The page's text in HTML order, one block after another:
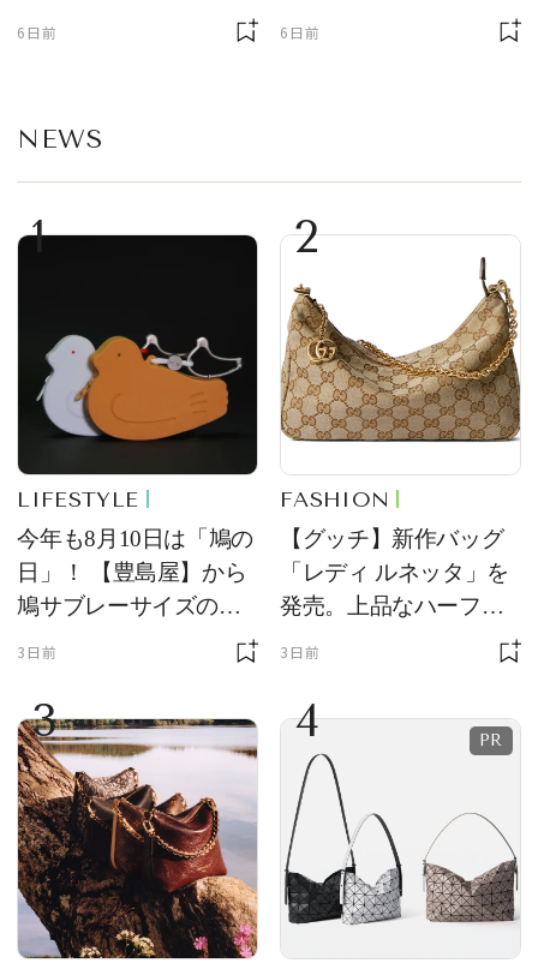
ゲット【＃SPURおやつ
6日前 6日前
NEWS
1
LIFESTYLE
今年も8月10日は「鳩の
日」！ 【豊島屋】から
鳩サブレーサイズのポ
ーチ「はとっこ」を限
3日前
2
FASHION
【グッチ】新作バッグ
「レディ ルネッタ」を
発売。上品なハーフム
ーン型がスタイリング
3日前
3 4